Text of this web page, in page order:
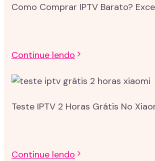
Como Comprar IPTV Barato?
Continue lendo
Teste IPTV 2 Horas Grátis No
Continue lendo